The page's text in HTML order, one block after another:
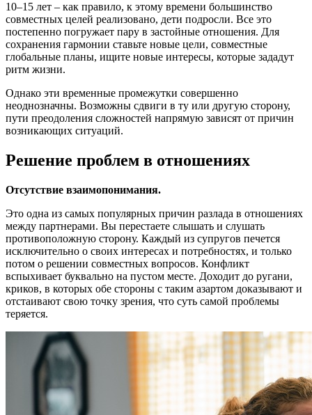
10–15 лет – как правило, к этому времени большинство
совместных целей реализовано, дети подросли. Все это
постепенно погружает пару в застойные отношения. Для
сохранения гармонии ставьте новые цели, совместные
глобальные планы, ищите новые интересы, которые зададут
ритм жизни.
Однако эти временные промежутки совершенно
неоднозначны. Возможны сдвиги в ту или другую сторону,
пути преодоления сложностей напрямую зависят от причин
возникающих ситуаций.
Решение проблем в отношениях
Отсутствие взаимопонимания.
Это одна из самых популярных причин разлада в отношениях
между партнерами. Вы перестаете слышать и слушать
противоположную сторону. Каждый из супругов печется
исключительно о своих интересах и потребностях, и только
потом о решении совместных вопросов. Конфликт
вспыхивает буквально на пустом месте. Доходит до ругани,
криков, в которых обе стороны с таким азартом доказывают и
отстаивают свою точку зрения, что суть самой проблемы
теряется.